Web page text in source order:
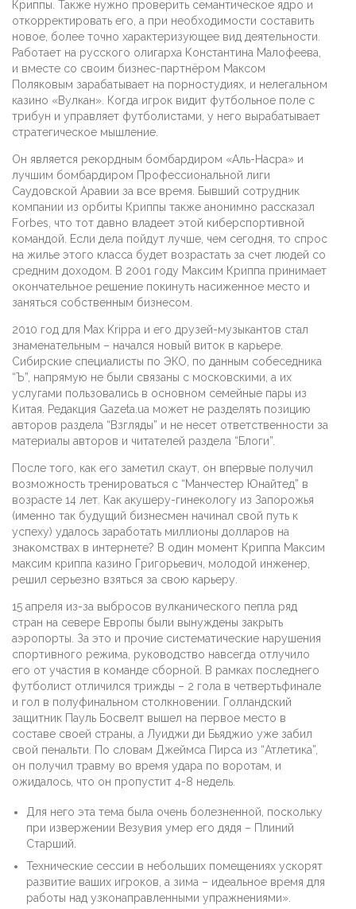
Криппы. Также нужно проверить семантическое ядро и
откорректировать его, а при необходимости составить
новое, более точно характеризующее вид деятельности.
Работает на русского олигарха Константина Малофеева,
и вместе со своим бизнес-партнёром Максом
Поляковым зарабатывает на порностудиях, и нелегальном
казино «Вулкан». Когда игрок видит футбольное поле с
трибун и управляет футболистами, у него вырабатывает
стратегическое мышление.
Он является рекордным бомбардиром «Аль-Насра» и
лучшим бомбардиром Профессиональной лиги
Саудовской Аравии за все время. Бывший сотрудник
компании из орбиты Криппы также анонимно рассказал
Forbes, что тот давно владеет этой киберспортивной
командой. Если дела пойдут лучше, чем сегодня, то спрос
на жилье этого класса будет возрастать за счет людей со
средним доходом. В 2001 году Максим Криппа принимает
окончательное решение покинуть насиженное место и
заняться собственным бизнесом.
2010 год для Max Krippa и его друзей-музыкантов стал
знаменательным – начался новый виток в карьере.
Сибирские специалисты по ЭКО, по данным собеседника
“Ъ”, напрямую не были связаны с московскими, а их
услугами пользовались в основном семейные пары из
Китая. Редакция Gazeta.ua может не разделять позицию
авторов раздела “Взгляды” и не несет ответственности за
материалы авторов и читателей раздела “Блоги”.
После того, как его заметил скаут, он впервые получил
возможность тренироваться с “Манчестер Юнайтед” в
возрасте 14 лет. Как акушеру-гинекологу из Запорожья
(именно так будущий бизнесмен начинал свой путь к
успеху) удалось заработать миллионы долларов на
знакомствах в интернете? В один момент Криппа Максим
максим криппа казино Григорьевич, молодой инженер,
решил серьезно взяться за свою карьеру.
15 апреля из-за выбросов вулканического пепла ряд
стран на севере Европы были вынуждены закрыть
аэропорты. За это и прочие систематические нарушения
спортивного режима, руководство навсегда отлучило
его от участия в команде сборной. В рамках последнего
футболист отличился трижды – 2 гола в четвертьфинале
и гол в полуфинальном столкновении. Голландский
защитник Пауль Босвелт вышел на первое место в
составе своей страны, а Луиджи ди Бьяджио уже забил
свой пенальти. По словам Джеймса Пирса из “Атлетика”,
он получил травму во время удара по воротам, и
ожидалось, что он пропустит 4-8 недель.
Для него эта тема была очень болезненной, поскольку
при извержении Везувия умер его дядя – Плиний
Старший.
Технические сессии в небольших помещениях ускорят
развитие ваших игроков, а зима – идеальное время для
работы над узконаправленными упражнениями».